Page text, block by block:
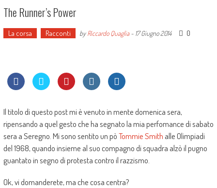
The Runner’s Power
La corsa Racconti byRiccardo Quaglia- 17 Giugno 2014 0
Il titolo di questo post mi è venuto in mente domenica sera,
ripensando a quel gesto che ha segnato la mia perfomance di sabato
sera a Seregno. Mi sono sentito un pòTommie Smith alle Olimpiadi
del 1968, quando insieme al suo compagno di squadra alzò il pugno
guantato in segno di protesta contro il razzismo.
Ok, vi domanderete, ma che cosa centra?